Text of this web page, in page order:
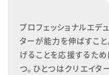
プロフェッショナルエデ
ターが能力を伸ばすこと
げることを応援するた
つ。ひとつはクリエイ